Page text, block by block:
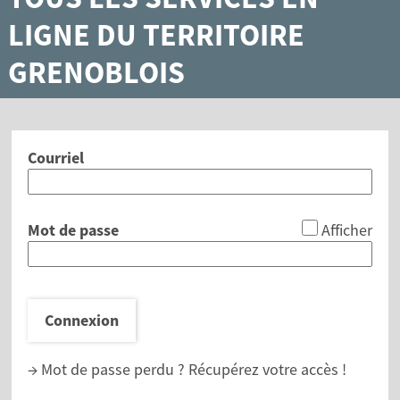
LIGNE DU TERRITOIRE
GRENOBLOIS
Courriel
Mot de passe Afficher
Connexion
→ Mot de passe perdu ? Récupérez votre accès !